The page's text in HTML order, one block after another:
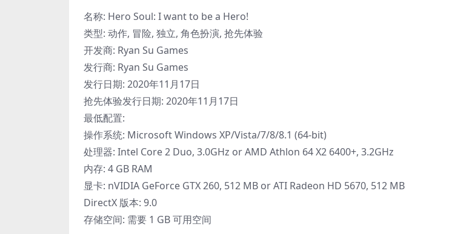
名称: Hero Soul: I want to be a Hero!
类型: 动作, 冒险, 独立, 角色扮演, 抢先体验
开发商: Ryan Su Games
发行商: Ryan Su Games
发行日期: 2020年11月17日
抢先体验发行日期: 2020年11月17日
最低配置:
操作系统: Microsoft Windows XP/Vista/7/8/8.1 (64-bit)
处理器: Intel Core 2 Duo, 3.0GHz or AMD Athlon 64 X2 6400+, 3.2GHz
内存: 4 GB RAM
显卡: nVIDIA GeForce GTX 260, 512 MB or ATI Radeon HD 5670, 512 MB
DirectX 版本: 9.0
存储空间: 需要 1 GB 可用空间